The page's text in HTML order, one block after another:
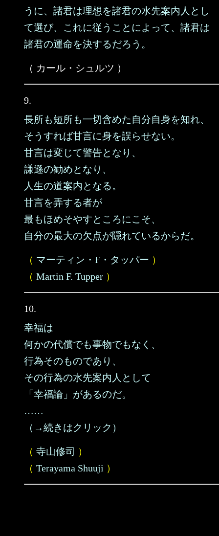
うに、諸君は理想を諸君の水先案内人とし
て選び、これに従うことによって、諸君は
諸君の運命を決するだろう。
（ カール・シュルツ ）
9.
長所も短所も一切含めた自分自身を知れ、
そうすれば甘言に身を誤らせない。
甘言は変じて警告となり、
謙遜の勧めとなり、
人生の道案内となる。
甘言を弄する者が
最もほめそやすところにこそ、
自分の最大の欠点が隠れているからだ。
（ マーティン・F・タッパー ）
（ Martin F. Tupper ）
10.
幸福は
何かの代償でも事物でもなく、
行為そのものであり、
その行為の水先案内人として
「幸福論」があるのだ。
……
（→続きはクリック）
（ 寺山修司 ）
（ Terayama Shuuji ）